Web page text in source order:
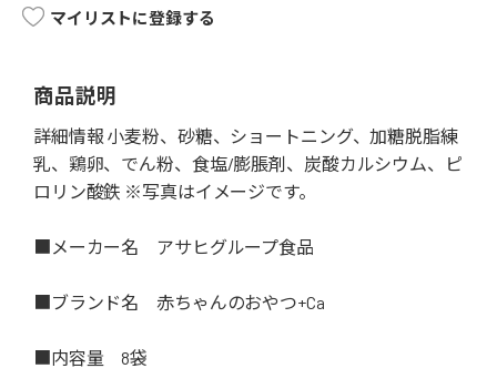
マイリストに登録する
商品説明
詳細情報 小麦粉、砂糖、ショートニング、加糖脱脂練
乳、鶏卵、でん粉、食塩/膨脹剤、炭酸カルシウム、ピ
ロリン酸鉄 ※写真はイメージです。
■メーカー名 アサヒグループ食品
■ブランド名 赤ちゃんのおやつ+Ca
■内容量 8袋